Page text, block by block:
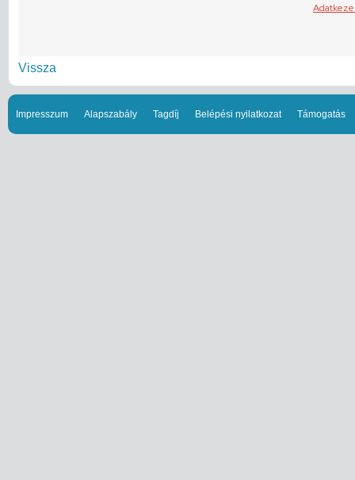
Vissza
Impresszum Alapszabály Tagdíj Belépési nyilatkozat Támogatás